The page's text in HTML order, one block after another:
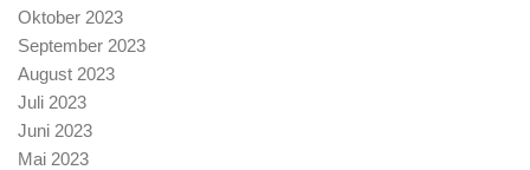
Oktober 2023
September 2023
August 2023
Juli 2023
Juni 2023
Mai 2023